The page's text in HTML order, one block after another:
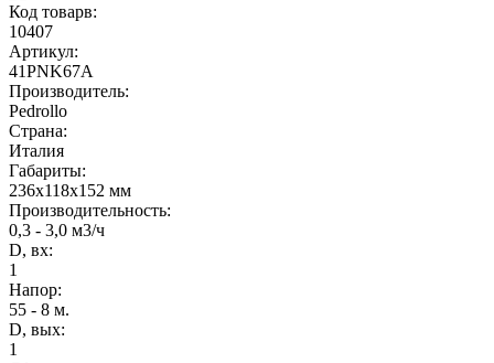
Код товарв:
10407
Артикул:
41PNK67A
Производитель:
Pedrollo
Страна:
Италия
Габариты:
236x118x152 мм
Производительность:
0,3 - 3,0 м3/ч
D, вх:
1
Напор:
55 - 8 м.
D, вых:
1